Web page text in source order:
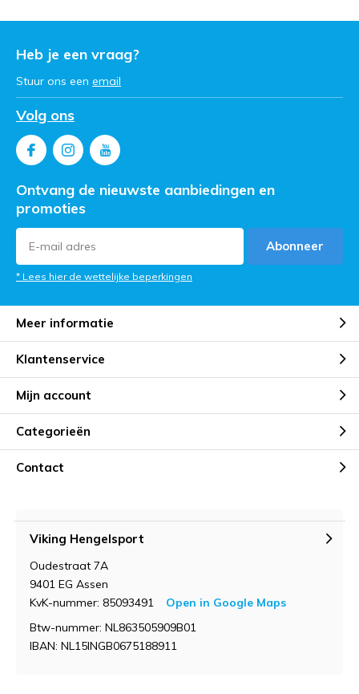
Heb je een vraag?
Stuur ons een email
Volg ons
Ontvang de nieuwste aanbiedingen en
promoties
Abonneer
* Lees hier de wettelijke beperkingen
Meer informatie
Klantenservice
Mijn account
Categorieën
Contact
Viking Hengelsport
Oudestraat 7A
9401 EG Assen
KvK-nummer: 85093491
Open in Google Maps
Btw-nummer: NL863505909B01
IBAN: NL15INGB0675188911